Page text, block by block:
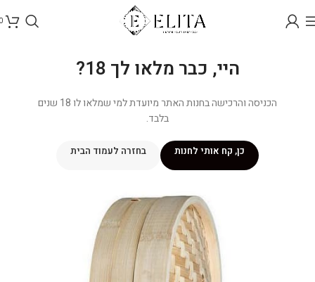
היי, כבר מלאו לך 18?
הכניסה והרכישה בחנות האתר מיועדת למי שמלאו לו 18 שנים
בלבד.
כן, קח אותי לחנות בחזרה לעמוד הבית